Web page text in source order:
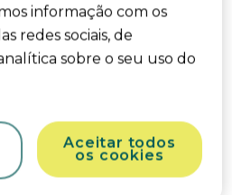
informação com os
redes sociais, de
sobre o seu uso do
Aceitar todos
os cookies
del coche (aunque al
poco cogerle el truco), y
i-Size, lo que nos da
cortos y medios, y el
nos parece muy